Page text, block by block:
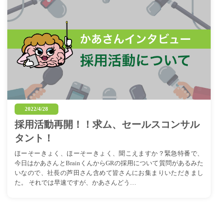
2022/4/28
採用活動再開！！求ム、セールスコンサル
タント！
ほーそーきょく、ほーそーきょく、聞こえますか？緊急特番で、
今日はかあさんとBrainくんからGRの採用について質問があるみた
いなので、社長の芦田さん含めて皆さんにお集まりいただきまし
た。 それでは早速ですが、かあさんどう…